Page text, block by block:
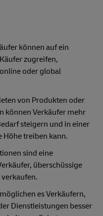
können auf ein
zugreifen,
oder global
von Produkten oder
können Verkäufer mehr
steigern und in einer
Höhe treiben kann.
sind eine
überschüssige
es Verkäufern,
Dienstleistungen besser